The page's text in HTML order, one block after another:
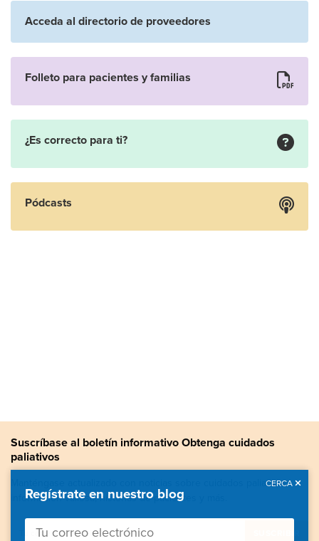
Acceda al directorio de proveedores
Folleto para pacientes y familias
¿Es correcto para ti?
Pódcasts
Suscríbase al boletín informativo Obtenga cuidados
paliativos
Manténgase actualizado con noticias sobre cuidados paliativos,
información valiosa, historias de pacientes y más.
Regístrate en nuestro blog
CERCA